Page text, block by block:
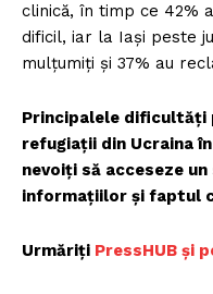
clinică, în timp ce 42%
dificil, iar la Iași peste
mulțumiți și 37% au
Principalele dificultăți
refugiații din Ucraina
nevoiți să acceseze
informațiilor și faptul
Urmăriți PressHUB și